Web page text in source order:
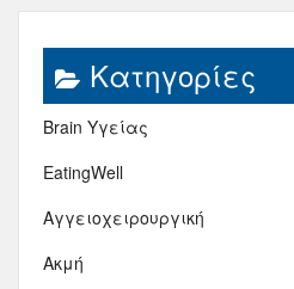
Kατηγορίες
Brain Υγείας
EatingWell
Αγγειοχειρουργική
Ακμή